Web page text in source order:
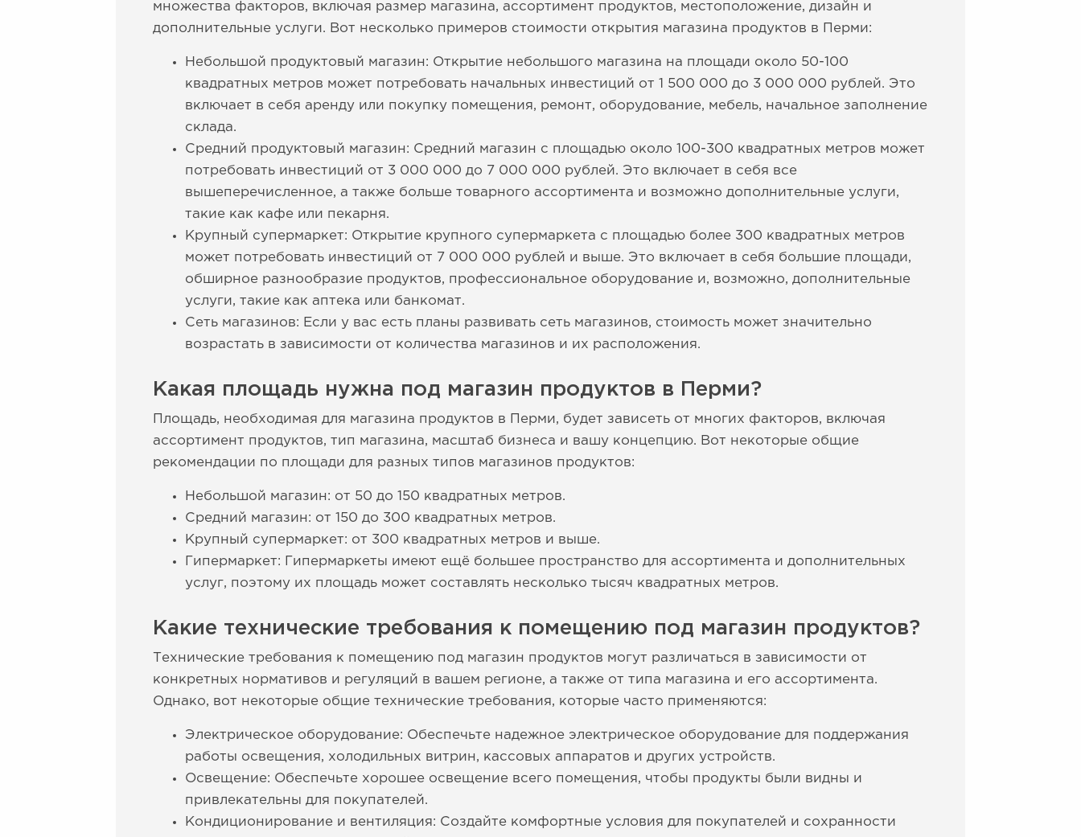
множества факторов, включая размер магазина, ассортимент продуктов, местоположение, дизайн и
дополнительные услуги. Вот несколько примеров стоимости открытия магазина продуктов в Перми:
Небольшой продуктовый магазин: Открытие небольшого магазина на площади около 50-100
квадратных метров может потребовать начальных инвестиций от 1 500 000 до 3 000 000 рублей. Это
включает в себя аренду или покупку помещения, ремонт, оборудование, мебель, начальное заполнение
склада.
Средний продуктовый магазин: Средний магазин с площадью около 100-300 квадратных метров может
потребовать инвестиций от 3 000 000 до 7 000 000 рублей. Это включает в себя все
вышеперечисленное, а также больше товарного ассортимента и возможно дополнительные услуги,
такие как кафе или пекарня.
Крупный супермаркет: Открытие крупного супермаркета с площадью более 300 квадратных метров
может потребовать инвестиций от 7 000 000 рублей и выше. Это включает в себя большие площади,
обширное разнообразие продуктов, профессиональное оборудование и, возможно, дополнительные
услуги, такие как аптека или банкомат.
Сеть магазинов: Если у вас есть планы развивать сеть магазинов, стоимость может значительно
возрастать в зависимости от количества магазинов и их расположения.
Какая площадь нужна под магазин продуктов в Перми?
Площадь, необходимая для магазина продуктов в Перми, будет зависеть от многих факторов, включая
ассортимент продуктов, тип магазина, масштаб бизнеса и вашу концепцию. Вот некоторые общие
рекомендации по площади для разных типов магазинов продуктов:
Небольшой магазин: от 50 до 150 квадратных метров.
Средний магазин: от 150 до 300 квадратных метров.
Крупный супермаркет: от 300 квадратных метров и выше.
Гипермаркет: Гипермаркеты имеют ещё большее пространство для ассортимента и дополнительных
услуг, поэтому их площадь может составлять несколько тысяч квадратных метров.
Какие технические требования к помещению под магазин продуктов?
Технические требования к помещению под магазин продуктов могут различаться в зависимости от
конкретных нормативов и регуляций в вашем регионе, а также от типа магазина и его ассортимента.
Однако, вот некоторые общие технические требования, которые часто применяются:
Электрическое оборудование: Обеспечьте надежное электрическое оборудование для поддержания
работы освещения, холодильных витрин, кассовых аппаратов и других устройств.
Освещение: Обеспечьте хорошее освещение всего помещения, чтобы продукты были видны и
привлекательны для покупателей.
Кондиционирование и вентиляция: Создайте комфортные условия для покупателей и сохранности